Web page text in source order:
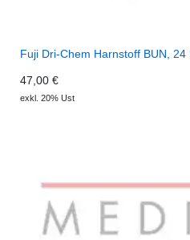
Fuji Dri-Chem Harnstoff BUN, 24
47,00 €
exkl. 20% Ust